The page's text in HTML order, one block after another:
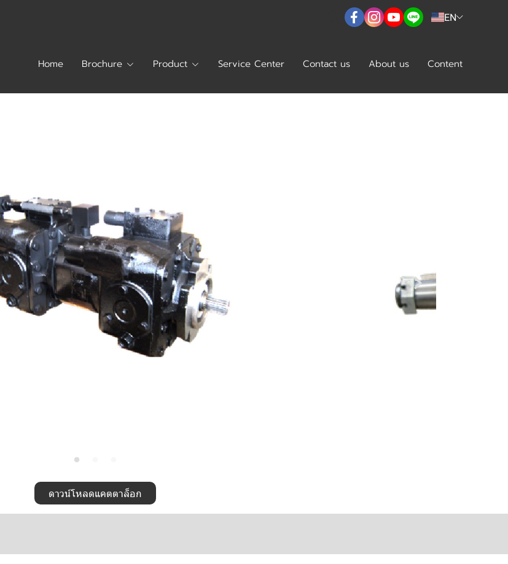
EN
Home Brochure Product Service Center Contact us About us Content
ดาวน์โหลดแคตตาล็อก